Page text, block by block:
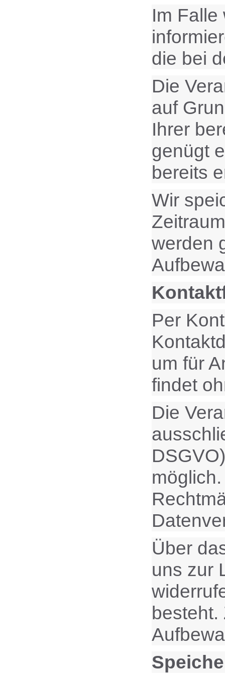
Im
die bei
Die
auf
Ihrer
genügt
bereits
Wir
werden
Per
um für
findet
Die
Über
uns zur
besteht.